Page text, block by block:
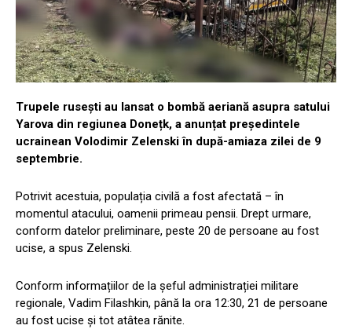
Trupele rusești au lansat o bombă aeriană asupra satului
Yarova din regiunea Donețk, a anunțat președintele
ucrainean Volodimir Zelenski în după-amiaza zilei de 9
septembrie.
Potrivit acestuia, populația civilă a fost afectată – în
momentul atacului, oamenii primeau pensii. Drept urmare,
conform datelor preliminare, peste 20 de persoane au fost
ucise, a spus Zelenski.
Conform informațiilor de la șeful administrației militare
regionale, Vadim Filashkin, până la ora 12:30, 21 de persoane
au fost ucise și tot atâtea rănite.